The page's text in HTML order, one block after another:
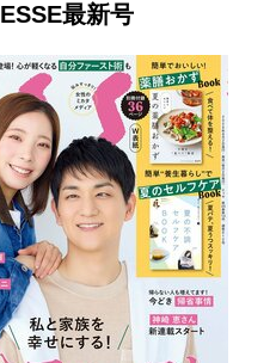
ESSE最新号